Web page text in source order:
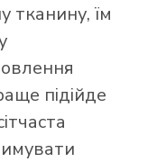
тканину, їм
підійде